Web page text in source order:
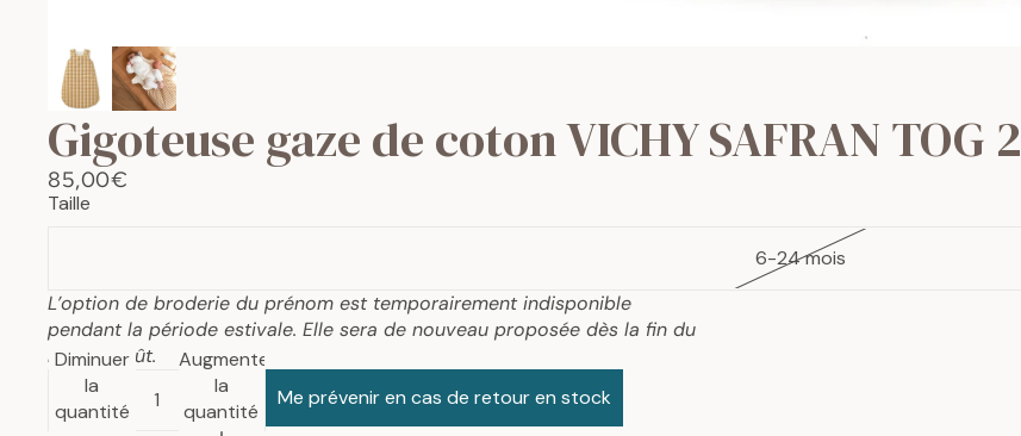
Gigoteuse gaze de coton VICHY SAFRAN TOG 2
85,00€
Taille
6-24 mois
L’option de broderie du prénom est temporairement indisponible
pendant la période estivale. Elle sera de nouveau proposée dès la fin du
mois d’août.
Diminuer
la
quantité
Augmenter
la
quantité
Me prévenir en cas de retour en stock